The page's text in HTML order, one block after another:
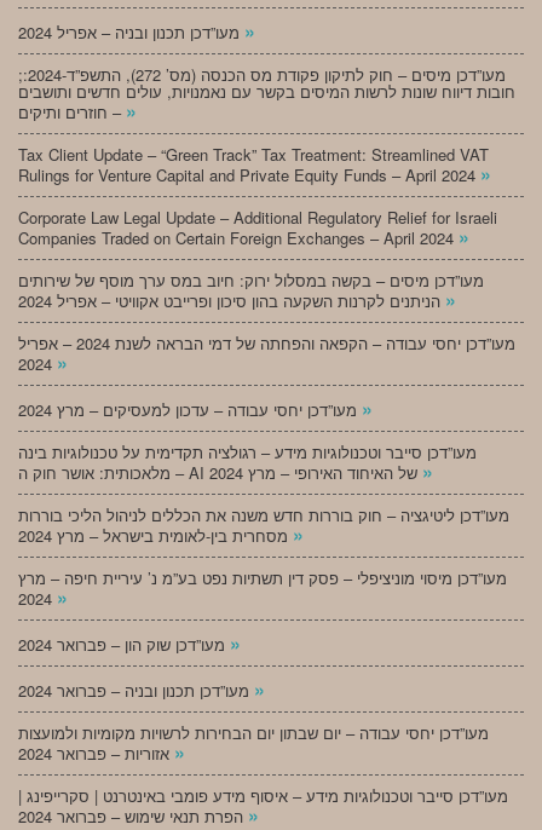
»
;מעו”דכן מיסים – חוק לתיקון פקודת מס הכנסה (מס’ 272), התשפ”ד-2024:
חובות דיווח שונות לרשות המיסים בקשר עם נאמנויות, עולים חדשים ותושבים
חוזרים ותיקים – »
Tax Client Update – “Green Track” Tax Treatment: Streamlined VAT
Rulings for Venture Capital and Private Equity Funds – April 2024 »
Corporate Law Legal Update – Additional Regulatory Relief for Israeli
Companies Traded on Certain Foreign Exchanges – April 2024 »
מעו”דכן מיסים – בקשה במסלול ירוק: חיוב במס ערך מוסף של שירותים
»
מעו”דכן יחסי עבודה – הקפאה והפחתה של דמי הבראה לשנת 2024 – אפריל
»
»
מעו”דכן סייבר וטכנולוגיות מידע – רגולציה תקדימית על טכנולוגיות בינה
»
מעו”דכן ליטיגציה – חוק בוררות חדש משנה את הכללים לניהול הליכי בוררות
»
מעו”דכן מיסוי מוניציפלי – פסק דין תשתיות נפט בע”מ נ’ עיריית חיפה – מרץ
»
»
»
מעו”דכן יחסי עבודה – יום שבתון יום הבחירות לרשויות מקומיות ולמועצות
»
מעו”דכן סייבר וטכנולוגיות מידע – איסוף מידע פומבי באינטרנט | סקרייפינג |
»